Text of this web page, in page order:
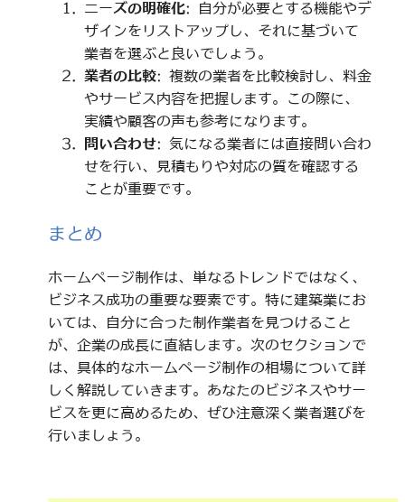
ニーズの明確化: 自分が必要とする機能やデ
ザインをリストアップし、それに基づいて
業者を選ぶと良いでしょう。
業者の比較: 複数の業者を比較検討し、料金
やサービス内容を把握します。この際に、
実績や顧客の声も参考になります。
問い合わせ: 気になる業者には直接問い合わ
せを行い、見積もりや対応の質を確認する
ことが重要です。
まとめ
ホームページ制作は、単なるトレンドではなく、
ビジネス成功の重要な要素です。特に建築業にお
いては、自分に合った制作業者を見つけること
が、企業の成長に直結します。次のセクションで
は、具体的なホームページ制作の相場について詳
しく解説していきます。あなたのビジネスやサー
ビスを更に高めるため、ぜひ注意深く業者選びを
行いましょう。